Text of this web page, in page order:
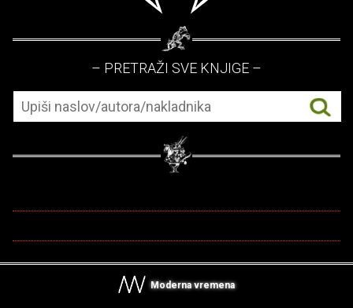
– PRETRAŽI SVE KNJIGE –
Moderna vremena